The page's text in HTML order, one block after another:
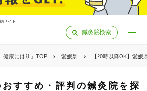
サイト
鍼灸院検索
健康にはり」TOP 愛媛県 【20時以降OK】愛媛
すすめ・評判の鍼灸院を探